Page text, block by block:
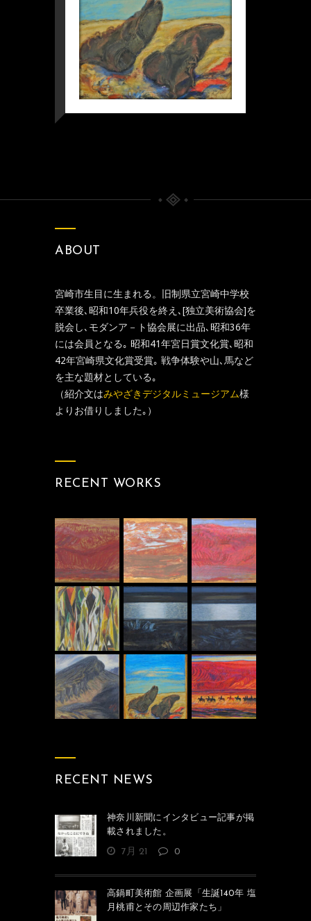
ABOUT
宮崎市生目に生まれる。旧制県立宮崎中学校
卒業後､昭和10年兵役を終え､[独立美術協会]を
脱会し､モダンア－ト協会展に出品､昭和36年
には会員となる｡ 昭和41年宮日賞文化賞､昭和
42年宮崎県文化賞受賞｡ 戦争体験や山､馬など
を主な題材としている｡
（紹介文はみやざきデジタルミュージアム様
よりお借りしました｡）
RECENT WORKS
RECENT NEWS
神奈川新聞にインタビュー記事が掲
載されました。
7月 21 0
高鍋町美術館 企画展「生誕140年 塩
月桃甫とその周辺作家たち」